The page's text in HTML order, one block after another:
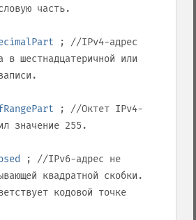
часть.
; //IPv4-адрес
в шестнадцатеричной или
; //Октет IPv4-
значение 255 .
; //IPv6-адрес не
квадратной скобки.
кодовой точке